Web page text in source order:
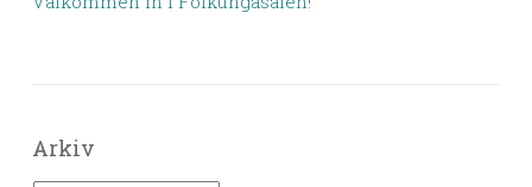
Arkiv